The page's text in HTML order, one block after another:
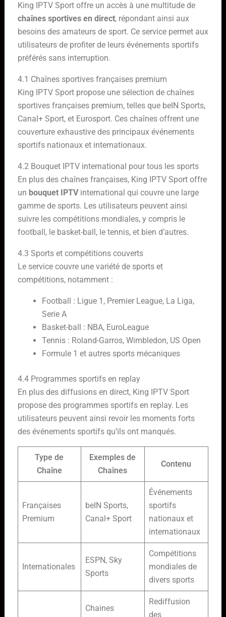
King IPTV Sport offre un accès à une multitude de
chaînes sportives en direct, répondant ainsi aux
besoins des amateurs de sport. Ce service permet aux
utilisateurs de profiter de leurs événements sportifs
préférés sans interruption.
4.1 Chaînes sportives françaises premium
King IPTV Sport propose une sélection de chaînes
sportives françaises premium, telles que beIN Sports,
Canal+ Sport, et Eurosport. Ces chaînes offrent une
couverture exhaustive des principaux événements
sportifs nationaux et internationaux.
4.2 Bouquet IPTV international pour tous les sports
En plus des chaînes françaises, King IPTV Sport offre
un bouquet IPTVinternational qui couvre une large
gamme de sports. Les utilisateurs peuvent ainsi
suivre les compétitions mondiales, y compris le
football, le basket-ball, le tennis, et bien d’autres.
4.3 Sports et compétitions couverts
Le service couvre une variété de sports et
compétitions, notamment :
Football : Ligue 1, Premier League, La Liga,
Serie A
Basket-ball : NBA, EuroLeague
Tennis : Roland-Garros, Wimbledon, US Open
Formule 1 et autres sports mécaniques
4.4 Programmes sportifs en replay
En plus des diffusions en direct, King IPTV Sport
propose des programmes sportifs en replay. Les
utilisateurs peuvent ainsi revoir les moments forts
des événements sportifs qu’ils ont manqués.
Type de
Chaîne
Exemples de
Chaînes
Contenu
Françaises
Premium
beIN Sports,
Canal+ Sport
Événements
sportifs
nationaux et
internationaux
Internationales
ESPN, Sky
Sports
Compétitions
mondiales de
divers sports
Chaines
Rediffusion
des